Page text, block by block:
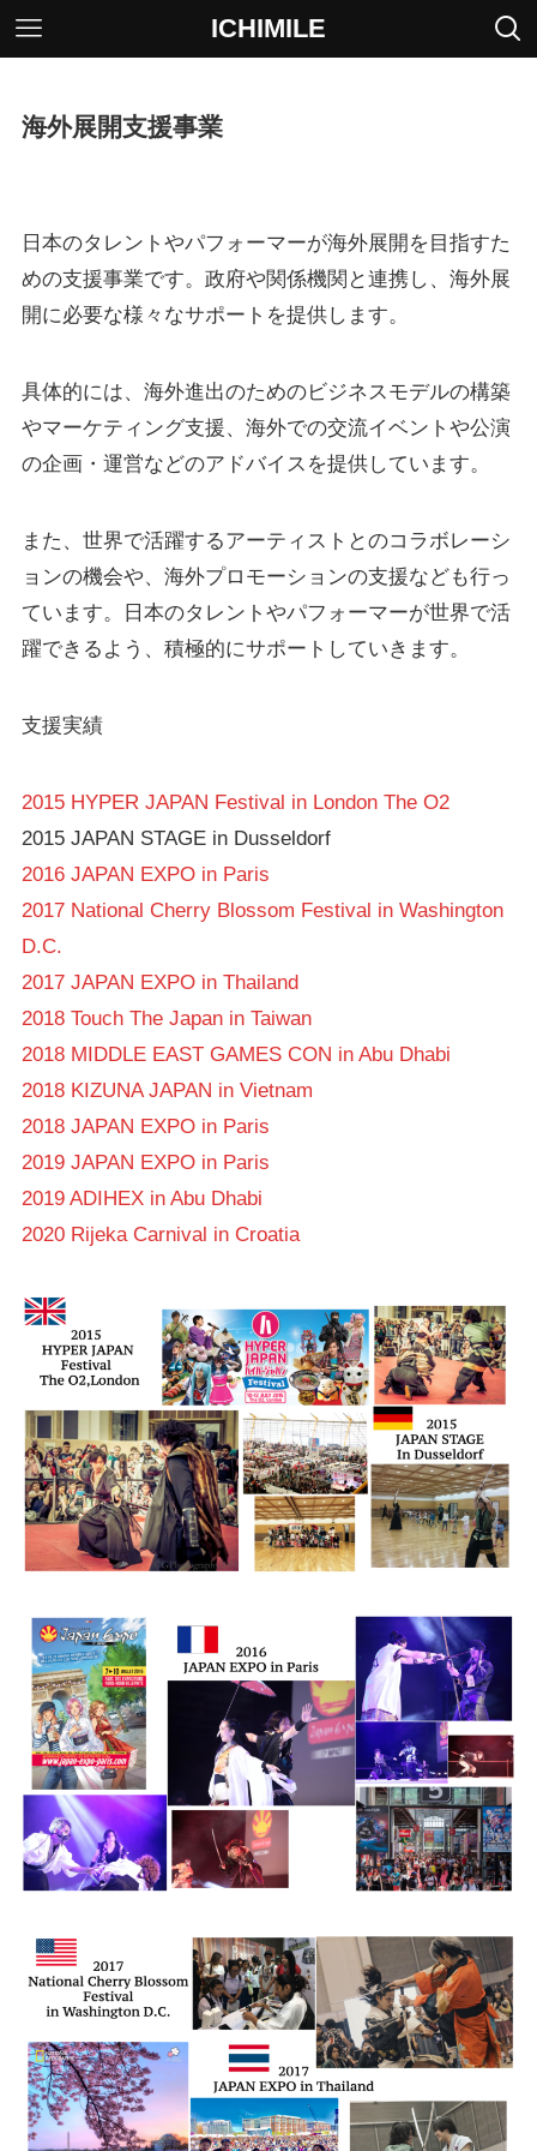
ICHIMILE
海外展開支援事業
日本のタレントやパフォーマーが海外展開を目指すた
めの支援事業です。政府や関係機関と連携し、海外展
開に必要な様々なサポートを提供します。
具体的には、海外進出のためのビジネスモデルの構築
やマーケティング支援、海外での交流イベントや公演
の企画・運営などのアドバイスを提供しています。
また、世界で活躍するアーティストとのコラボレーシ
ョンの機会や、海外プロモーションの支援なども行っ
ています。日本のタレントやパフォーマーが世界で活
躍できるよう、積極的にサポートしていきます。
支援実績
2015 HYPER JAPAN Festival in London The O2
2015 JAPAN STAGE in Dusseldorf
2016 JAPAN EXPO in Paris
2017 National Cherry Blossom Festival in Washington
D.C.
2017 JAPAN EXPO in Thailand
2018 Touch The Japan in Taiwan
2018 MIDDLE EAST GAMES CON in Abu Dhabi
2018 KIZUNA JAPAN in Vietnam
2018 JAPAN EXPO in Paris
2019 JAPAN EXPO in Paris
2019 ADIHEX in Abu Dhabi
2020 Rijeka Carnival in Croatia